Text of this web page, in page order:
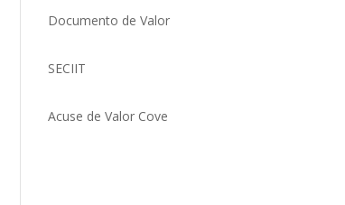
Documento de Valor
SECIIT
Acuse de Valor Cove